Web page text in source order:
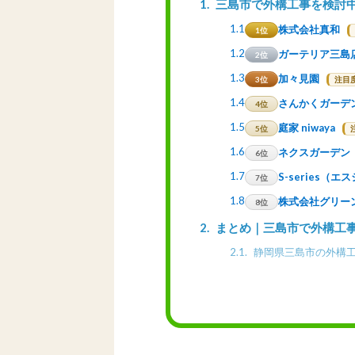
1 三島市で外構工事を検討
1.1 1位
株式会社真和
1.2
2位
ガーテリア三島
1.3
3位 加々見園 注目
1.4 4位
さんかくガーデ
1.5
5位 庭家 niwaya
1.6 6位
ネクスガーデン
1.7
7位
S-series（エス
1.8
8位 株式会社グリ
2 まとめ｜三島市で外構工
2.1 静岡県三島市の外構